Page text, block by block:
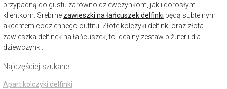
przypadną do gustu zarówno dziewczynkom, jak i dorosłym
klientkom. Srebrne zawieszki na łańcuszek delfinki będą subtelnym
akcentem codziennego outfitu. Złote kolczyki delfinki oraz złota
zawieszka delfinek na łańcuszek, to idealny zestaw biżuterii dla
dziewczynki.
Najczęściej szukane
Apart kolczyki delfinki